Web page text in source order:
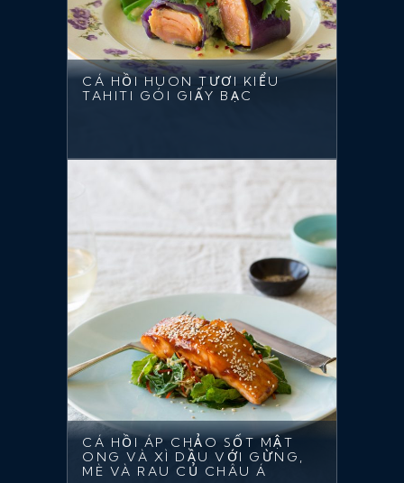
CÁ HỒI HUON TƯƠI KIỂU
TAHITI GÓI GIẤY BẠC
CÁ HỒI ÁP CHẢO SỐT MẬT
ONG VÀ XÌ DẦU VỚI GỪNG,
MÈ VÀ RAU CỦ CHÂU Á